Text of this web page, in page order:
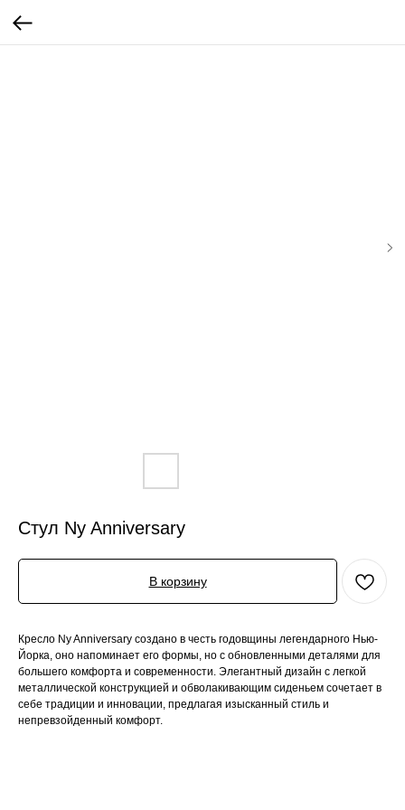
Стул Ny Anniversary
В корзину
Кресло Ny Anniversary создано в честь годовщины легендарного Нью-
Йорка, оно напоминает его формы, но с обновленными деталями для
большего комфорта и современности. Элегантный дизайн с легкой
металлической конструкцией и обволакивающим сиденьем сочетает в
себе традиции и инновации, предлагая изысканный стиль и
непревзойденный комфорт.